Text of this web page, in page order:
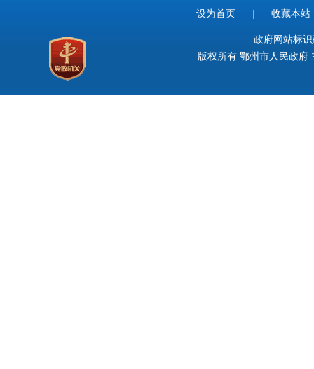
设为首页 收藏本站
政府网站标
版权所有 鄂州市人民政府